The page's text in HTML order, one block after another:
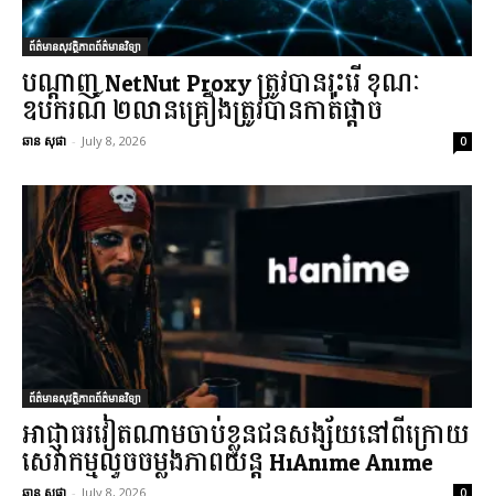
ព័ត៌មានសុវត្ថិភាពព័ត៌មានវិទ្យា
បណ្តាញ NetNut Proxy ត្រូវបានរុះរើ ខណៈ
ឧបករណ៍ ២លានគ្រឿងត្រូវបានកាត់ផ្តាច់
ឆាន សុផា - July 8, 2026 0
ព័ត៌មានសុវត្ថិភាពព័ត៌មានវិទ្យា
អាជ្ញាធរវៀតណាមចាប់ខ្លួនជនសង្ស័យនៅពីក្រោយ
សេវាកម្មលួចចម្លងភាពយន្ត HiAnime Anime
ឆាន សុផា - July 8, 2026 0